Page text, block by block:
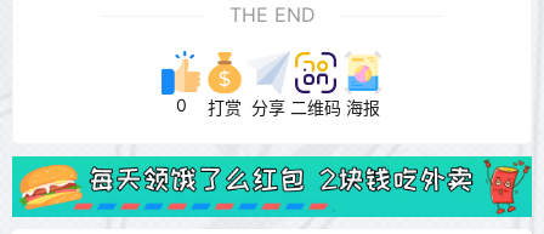
THE END
0 打赏 分享 二维码 海报